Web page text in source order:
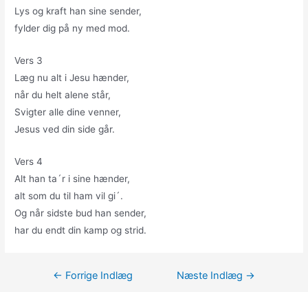
Lys og kraft han sine sender,
fylder dig på ny med mod.
Vers 3
Læg nu alt i Jesu hænder,
når du helt alene står,
Svigter alle dine venner,
Jesus ved din side går.
Vers 4
Alt han ta´r i sine hænder,
alt som du til ham vil gi´.
Og når sidste bud han sender,
har du endt din kamp og strid.
Indlægsnavigation
← Forrige Indlæg Næste Indlæg →